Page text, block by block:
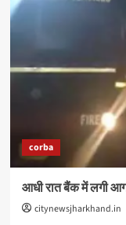
corba
आधी रात बैंक में लगी
citynewsjharkhand.in